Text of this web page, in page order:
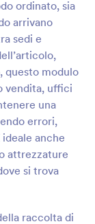
ordinato, sia
arrivano
sedi e
questo modulo
vendita, uffici
una
errori,
anche
attrezzature
si trova
raccolta di